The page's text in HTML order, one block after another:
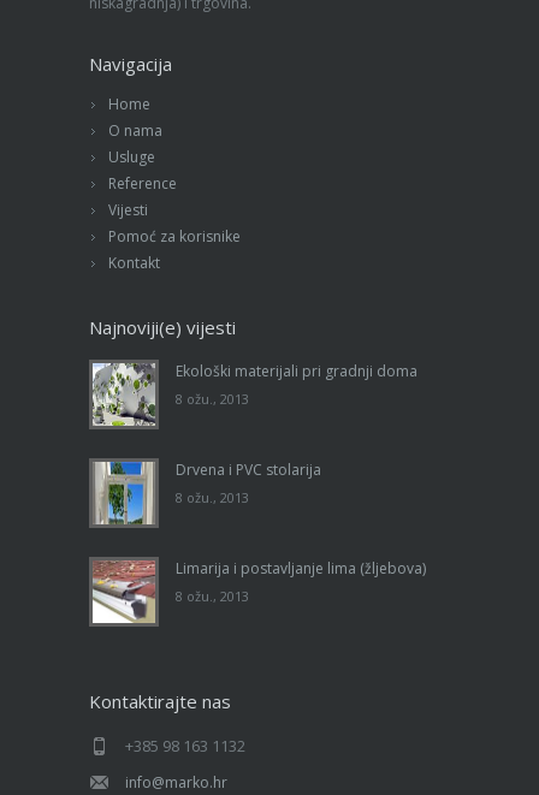
Navigacija
Home
O nama
Usluge
Reference
Vijesti
Pomoć za korisnike
Kontakt
Najnoviji(e) vijesti
Ekološki materijali pri gradnji doma
8 ožu., 2013
Drvena i PVC stolarija
8 ožu., 2013
Limarija i postavljanje lima (žljebova)
8 ožu., 2013
Kontaktirajte nas
+385 98 163 1132
info@marko.hr